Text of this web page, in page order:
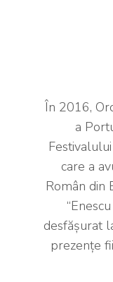
În 2016,
a
care a
Român din
desfășurat
prezențe